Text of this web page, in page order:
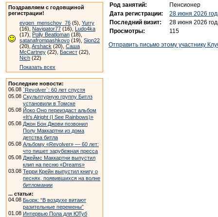
Поздравляем с годовщиной
регистрации!
evgen_menschov_76 (5), Yurry
(16), Navigator77 (16), Ludo4ka
(17), Polly Beatloman (18),
satanafrompashkovo (19), Sion22
(20), Arshack (20), Саша
McCartney (22), Басист (22),
Nich (22)
Показать всех
Последние новости:
06.08 `Revolver`: 60 лет спустя
05.08 Скульптурную группу Битлз
установили в Томске
05.08 Йоко Оно переиздаст альбом
«It’s Alright (I See Rainbows)»
05.08 Джон Бон Джови позвонил
Полу Маккартни из дома
детства битла
05.08 Альбому «Revolver» — 60 лет:
что пишет зарубежная пресса
05.08 Джеймс Маккартни выпустил
клип на песню «Dreams»
03.08 Терри Крейн выпустил книгу о
песнях, появившихся на волне
битломании
... статьи:
04.08 Бьорк: “В воздухе витают
разительные перемены”
01.08 Интервью Пола для ЮТуб
Род занятий:
Пенсионер
Дата регистрации:
28 июня 2026
Последний визит:
28 июня 2026
Просмотры:
115
Отправить письмо этому участнику